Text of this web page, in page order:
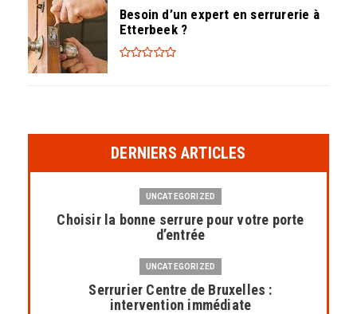
Besoin d’un expert en serrurerie à
Etterbeek ?
DERNIERS ARTICLES
UNCATEGORIZED
Choisir la bonne serrure pour votre porte
d’entrée
UNCATEGORIZED
Serrurier Centre de Bruxelles :
intervention immédiate